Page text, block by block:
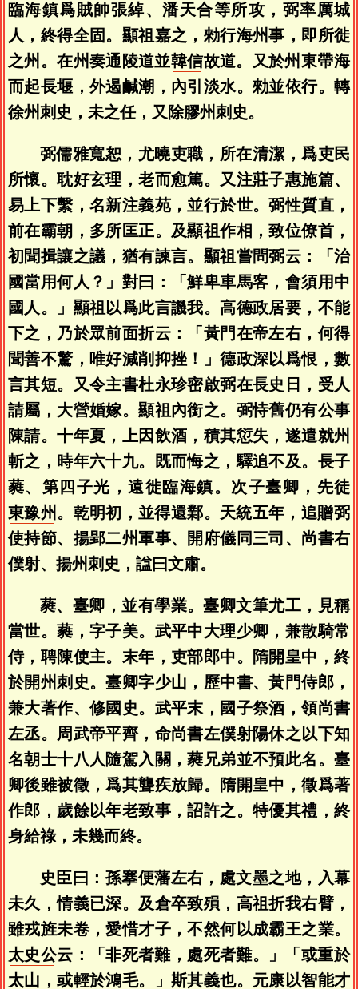
臨海鎮爲賊帥張綽、潘天合等所攻，弼率厲城
人，終得全固。顯祖嘉之，勑行海州事，即所徙
之州。在州奏通陵道並韓信故道。又於州東帶海
而起長堰，外遏鹹潮，內引淡水。勑並依行。轉
徐州刺史，未之任，又除膠州刺史。
弼儒雅寬恕，尤曉吏職，所在清潔，爲吏民
所懷。耽好玄理，老而愈篤。又注莊子惠施篇、
易上下繫，名新注義苑，並行於世。弼性質直，
前在霸朝，多所匡正。及顯祖作相，致位僚首，
初聞揖讓之議，猶有諫言。顯祖嘗問弼云：「治
國當用何人？」對曰：「鮮卑車馬客，會須用中
國人。」顯祖以爲此言譏我。高德政居要，不能
下之，乃於眾前面折云：「黃門在帝左右，何得
聞善不驚，唯好減削抑挫！」德政深以爲恨，數
言其短。又令主書杜永珍密啟弼在長史日，受人
請屬，大營婚嫁。顯祖內銜之。弼恃舊仍有公事
陳請。十年夏，上因飲酒，積其愆失，遂遣就州
斬之，時年六十九。既而悔之，驛追不及。長子
蕤、第四子光，遠徙臨海鎮。次子臺卿，先徒
東豫州 。乾明初，並得還鄴。天統五年，追贈弼
使持節、揚郢二州軍事、開府儀同三司、尚書右
僕射、揚州刺史，諡曰文肅。
蕤、臺卿，並有學業。臺卿文筆尤工，見稱
當世。蕤，字子美。武平中大理少卿，兼散騎常
侍，聘陳使主。末年，吏部郎中。隋開皇中，終
於開州刺史。臺卿字少山，歷中書、黃門侍郎，
兼大著作、修國史。武平末，國子祭酒，領尚書
左丞。周武帝平齊，命尚書左僕射陽休之以下知
名朝士十八人隨駕入關，蕤兄弟並不預此名。臺
卿後雖被徵，爲其聾疾放歸。隋開皇中，徵爲著
作郎，歲餘以年老致事，詔許之。特優其禮，終
身給祿，未幾而終。
史臣曰：孫搴便藩左右，處文墨之地，入幕
未久，情義已深。及倉卒致殞，高祖折我右臂，
雖戎旌未卷，愛惜才子，不然何以成霸王之業。
太史公云：「非死者難，處死者難。」「或重於
太山，或輕於鴻毛。」斯其義也。元康以智能才